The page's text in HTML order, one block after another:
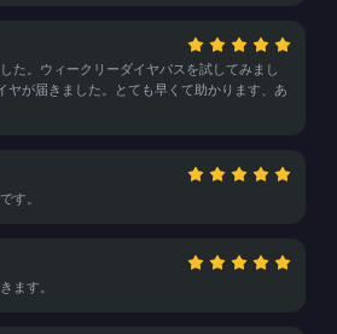
た。ウィークリーダイヤパスを試してみまし
ヤが届きました。とても早くて助かります、あ
す。
ます。